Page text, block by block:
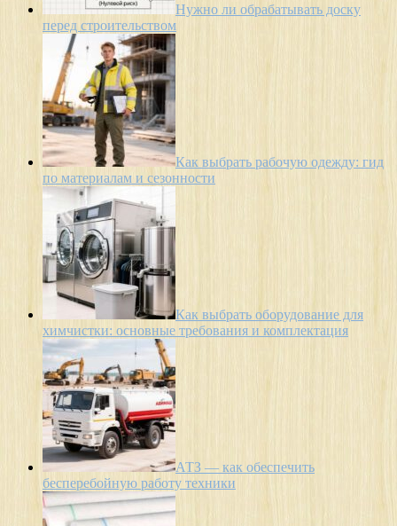
Нужно ли обрабатывать доску
перед строительством
Как выбрать рабочую одежду: гид
по материалам и сезонности
Как выбрать оборудование для
химчистки: основные требования и комплектация
АТЗ — как обеспечить
бесперебойную работу техники